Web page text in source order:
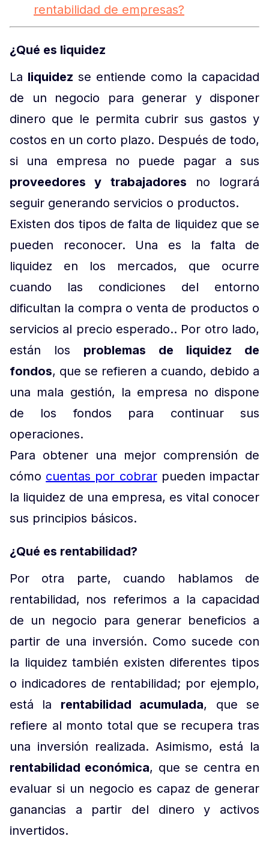
rentabilidad de empresas?
¿Qué es liquidez
La liquidez se entiende como la capacidad
de un negocio para generar y disponer
dinero que le permita cubrir sus gastos y
costos en un corto plazo. Después de todo,
si una empresa no puede pagar a sus
proveedores y trabajadores no logrará
seguir generando servicios o productos.
Existen dos tipos de falta de liquidez que se
pueden reconocer. Una es la falta de
liquidez en los mercados, que ocurre
cuando las condiciones del entorno
dificultan la compra o venta de productos o
servicios al precio esperado.. Por otro lado,
están los problemas de liquidez de
fondos, que se refieren a cuando, debido a
una mala gestión, la empresa no dispone
de los fondos para continuar sus
operaciones.
Para obtener una mejor comprensión de
cómo cuentas por cobrarpueden impactar
la liquidez de una empresa, es vital conocer
sus principios básicos.
¿Qué es rentabilidad?
Por otra parte, cuando hablamos de
rentabilidad, nos referimos a la capacidad
de un negocio para generar beneficios a
partir de una inversión. Como sucede con
la liquidez también existen diferentes tipos
o indicadores de rentabilidad; por ejemplo,
está la rentabilidad acumulada, que se
refiere al monto total que se recupera tras
una inversión realizada. Asimismo, está la
rentabilidad económica, que se centra en
evaluar si un negocio es capaz de generar
ganancias a partir del dinero y activos
invertidos.